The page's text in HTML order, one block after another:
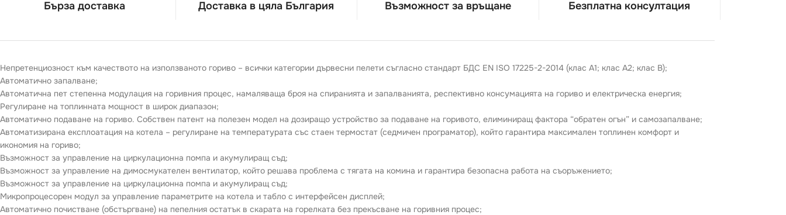
Бърза доставка Доставка в цяла България Възможност за връщане Безплатна консултация
Непретенциозност към качеството на използваното гориво – всички категории дървесни пелети съгласно стандарт БДС EN ISO 17225-2-2014 (клас A1; клас A2; клас B);
Автоматично запалване;
Автоматична пет степенна модулация на горивния процес, намаляваща броя на спиранията и запалванията, респективно консумацията на гориво и електрическа енергия;
Регулиране на топлинната мощност в широк диапазон;
Автоматично подаване на гориво. Собствен патент на полезен модел на дозиращо устройство за подаване на горивото, елиминиращ фактора “обратен огън” и самозапалване;
Автоматизирана експлоатация на котела – регулиране на температурата със стаен термостат (седмичен програматор), който гарантира максимален топлинен комфорт и
икономия на гориво;
Възможност за управление на циркулационна помпа и акумулиращ съд;
Възможност за управление на димосмукателен вентилатор, който решава проблема с тягата на комина и гарантира безопасна работа на съоръжението;
Възможност за управление на циркулационна помпа и акумулиращ съд;
Микропроцесорен модул за управление параметрите на котела и табло с интерфейсен дисплей;
Автоматично почистване (обстъргване) на пепелния остатък в скарата на горелката без прекъсване на горивния процес;